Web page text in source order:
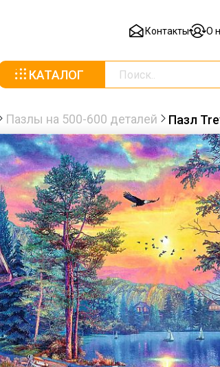
Контакты О
КАТАЛОГ
Пазлы на 500-600 деталей Пазл